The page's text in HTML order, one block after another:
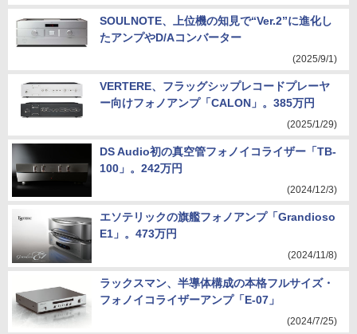
SOULNOTE、上位機の知見で“Ver.2”に進化し
たアンプやD/Aコンバーター
(2025/9/1)
VERTERE、フラッグシップレコードプレーヤ
ー向けフォノアンプ「CALON」。385万円
(2025/1/29)
DS Audio初の真空管フォノイコライザー「TB-
100」。242万円
(2024/12/3)
エソテリックの旗艦フォノアンプ「Grandioso
E1」。473万円
(2024/11/8)
ラックスマン、半導体構成の本格フルサイズ・
フォノイコライザーアンプ「E-07」
(2024/7/25)